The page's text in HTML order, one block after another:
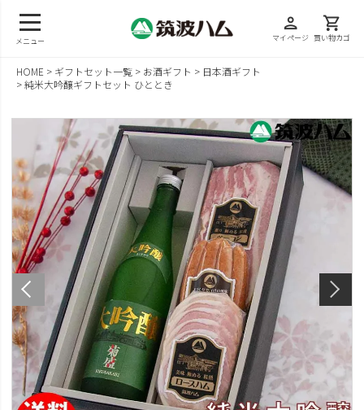
メニュー
person
マイページ
shopping_cart
買い物カゴ
HOME ギフトセット一覧 お酒ギフト
日本酒ギフト
純米大吟醸ギフトセット ひととき